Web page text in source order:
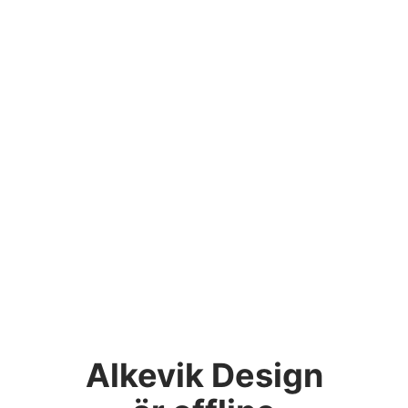
Alkevik Design